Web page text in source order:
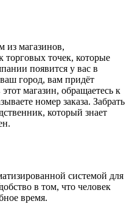
из магазинов,
точек, которые
появится у вас в
город, вам придёт
магазин, обращаетесь к
номер заказа. Забрать
который знает
системой для
в том, что человек
время.